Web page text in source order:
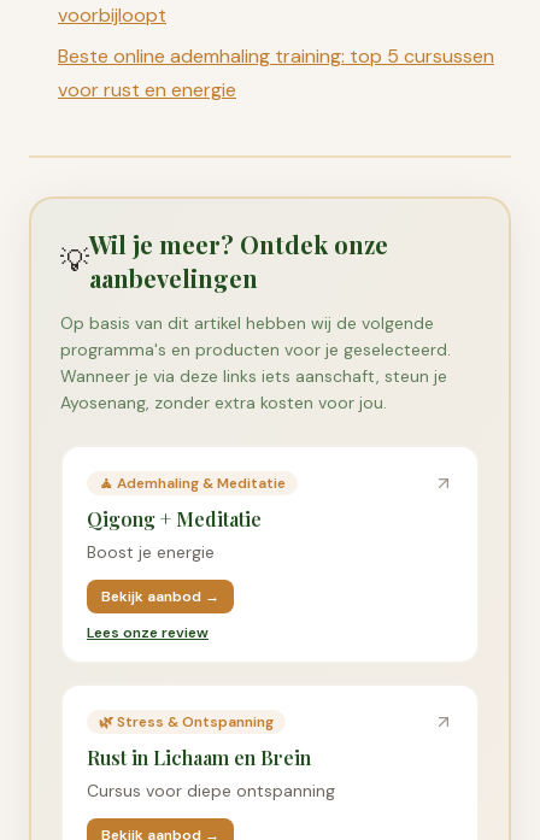
voorbijloopt
Beste online ademhaling training: top 5 cursussen
voor rust en energie
💡Wil je meer? Ontdek onze
aanbevelingen
Op basis van dit artikel hebben wij de volgende
programma's en producten voor je geselecteerd.
Wanneer je via deze links iets aanschaft, steun je
Ayosenang, zonder extra kosten voor jou.
🧘 Ademhaling & Meditatie
Qigong + Meditatie
Boost je energie
Bekijk aanbod →
Lees onze review
🌿Stress & Ontspanning
Rust in Lichaam en Brein
Cursus voor diepe ontspanning
Bekijk aanbod →